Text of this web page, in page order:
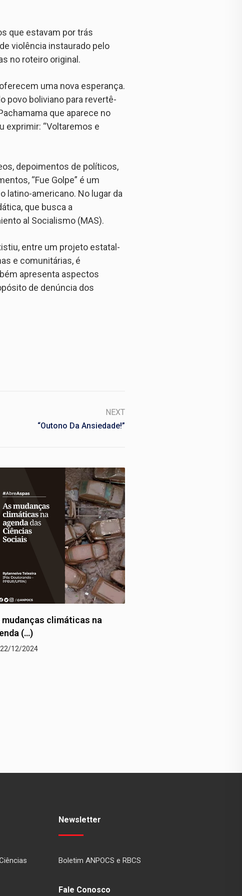
que estavam por trás
violência instaurado pelo
no roteiro original.
uma nova esperança.
povo boliviano para revertê-
que aparece no
exprimir: “Voltaremos e
depoimentos de políticos,
“Fue Golpe” é um
latino-americano. No lugar da
que busca a
al Socialismo (MAS).
entre um projeto estatal-
e comunitárias, é
apresenta aspectos
de denúncia dos
NEXT
“Outono Da Ansiedade!”
mudanças climáticas na
(…)
22/12/2024
Newsletter
Boletim ANPOCS e RBCS
Fale Conosco